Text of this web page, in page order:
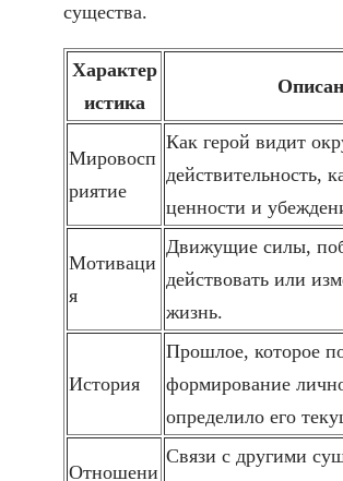
существа.
Характер
истика
Мировосп
риятие
Как герой видит
действительность,
ценности и
Мотиваци
я
Движущие силы,
действовать или
жизнь.
История
Прошлое, которое
формирование
определило его
Отношени
Связи с другими